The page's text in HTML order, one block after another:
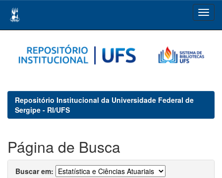
navigation
Repositório Institucional da Universidade Federal de
Sergipe - RI/UFS
Página de Busca
Buscar em: